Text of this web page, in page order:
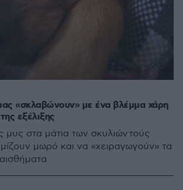
«σκλαβώνουν» με ένα βλέμμα χάρη
εξέλιξης
μυς στα μάτια των σκυλιών τούς
μωρό και να «χειραγωγούν» τα